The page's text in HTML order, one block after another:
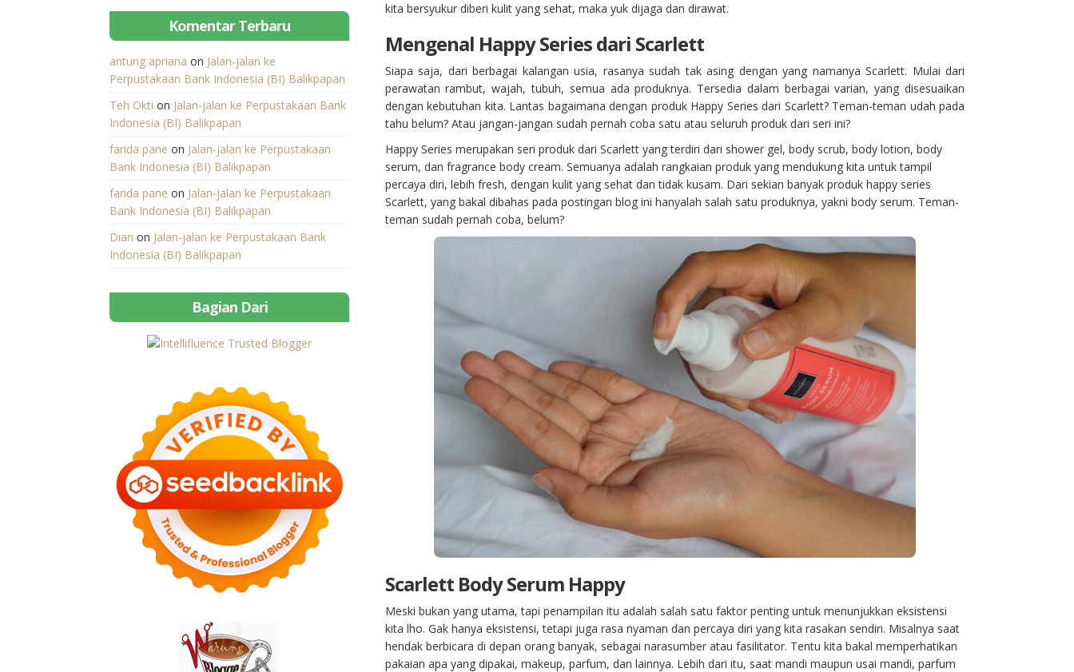
kita bersyukur diberi kulit yang sehat, maka yuk dijaga dan dirawat.
Mengenal Happy Series dari Scarlett
Siapa saja, dari berbagai kalangan usia, rasanya sudah tak asing dengan yang namanya Scarlett. Mulai dari
perawatan rambut, wajah, tubuh, semua ada produknya. Tersedia dalam berbagai varian, yang disesuaikan
dengan kebutuhan kita. Lantas bagaimana dengan produk Happy Series dari Scarlett? Teman-teman udah pada
tahu belum? Atau jangan-jangan sudah pernah coba satu atau seluruh produk dari seri ini?
Happy Series merupakan seri produk dari Scarlett yang terdiri dari shower gel, body scrub, body lotion, body
serum, dan fragrance body cream. Semuanya adalah rangkaian produk yang mendukung kita untuk tampil
percaya diri, lebih fresh, dengan kulit yang sehat dan tidak kusam. Dari sekian banyak produk happy series
Scarlett, yang bakal dibahas pada postingan blog ini hanyalah salah satu produknya, yakni body serum. Teman-
teman sudah pernah coba, belum?
Scarlett Body Serum Happy
Meski bukan yang utama, tapi penampilan itu adalah salah satu faktor penting untuk menunjukkan eksistensi
kita lho. Gak hanya eksistensi, tetapi juga rasa nyaman dan percaya diri yang kita rasakan sendiri. Misalnya saat
hendak berbicara di depan orang banyak, sebagai narasumber atau fasilitator. Tentu kita bakal memperhatikan
pakaian apa yang dipakai, makeup, parfum, dan lainnya. Lebih dari itu, saat mandi maupun usai mandi, parfum
Komentar Terbaru
antung apriana on Jalan-jalan ke
Perpustakaan Bank Indonesia (BI) Balikpapan
Teh Okti on Jalan-jalan ke Perpustakaan Bank
Indonesia (BI) Balikpapan
farida pane on Jalan-jalan ke Perpustakaan
Bank Indonesia (BI) Balikpapan
farida pane on Jalan-jalan ke Perpustakaan
Bank Indonesia (BI) Balikpapan
Dian on Jalan-jalan ke Perpustakaan Bank
Indonesia (BI) Balikpapan
Bagian Dari